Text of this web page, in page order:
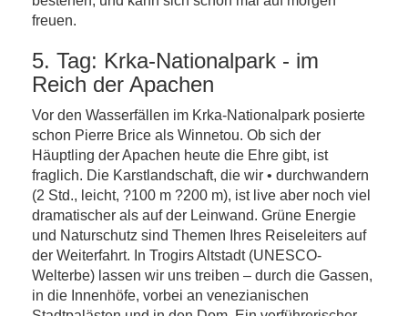
freuen.
5. Tag: Krka-Nationalpark - im
Reich der Apachen
Vor den Wasserfällen im Krka-Nationalpark posierte
schon Pierre Brice als Winnetou. Ob sich der
Häuptling der Apachen heute die Ehre gibt, ist
fraglich. Die Karstlandschaft, die wir • durchwandern
(2 Std., leicht, ?100 m ?200 m), ist live aber noch viel
dramatischer als auf der Leinwand. Grüne Energie
und Naturschutz sind Themen Ihres Reiseleiters auf
der Weiterfahrt. In Trogirs Altstadt (UNESCO-
Welterbe) lassen wir uns treiben – durch die Gassen,
in die Innenhöfe, vorbei an venezianischen